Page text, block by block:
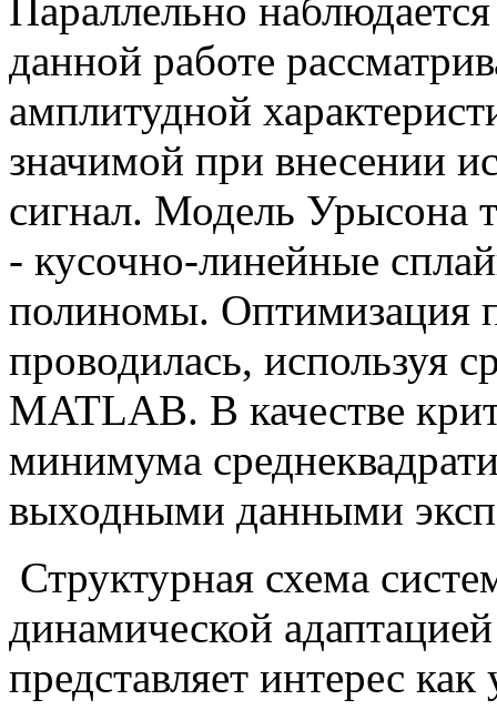
Параллельно
данной работе
амплитудной
значимой при внесении
сигнал. Модель Урысона
- кусочно-линейные
полиномы. Оптимизация
проводилась, используя
MATLAB. В качестве
минимума
выходными данными
Структурная схема
динамической
представляет интерес